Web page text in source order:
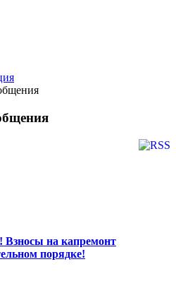
Взносы на капремонт
порядке!